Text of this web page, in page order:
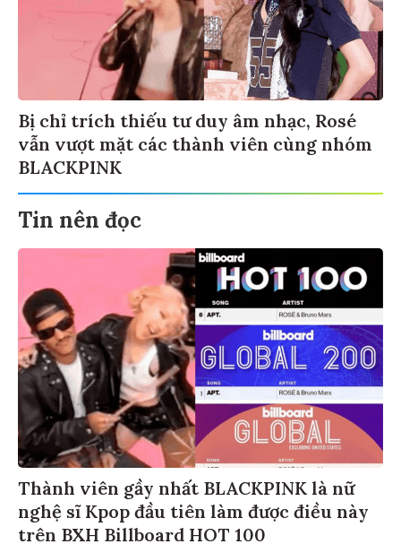
Bị chỉ trích thiếu tư duy âm nhạc, Rosé
vẫn vượt mặt các thành viên cùng nhóm
BLACKPINK
Tin nên đọc
Thành viên gầy nhất BLACKPINK là nữ
nghệ sĩ Kpop đầu tiên làm được điều này
trên BXH Billboard HOT 100